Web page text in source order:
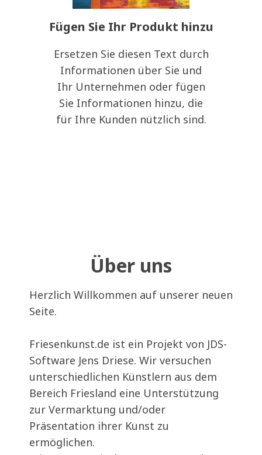
Fügen Sie Ihr Produkt hinzu
Ersetzen Sie diesen Text durch
Informationen über Sie und
Ihr Unternehmen oder fügen
Sie Informationen hinzu, die
für Ihre Kunden nützlich sind.
Über uns
Herzlich Willkommen auf unserer neuen
Seite.
Friesenkunst.de ist ein Projekt von JDS-
Software Jens Driese. Wir versuchen
unterschiedlichen Künstlern aus dem
Bereich Friesland eine Unterstützung
zur Vermarktung und/oder
Präsentation ihrer Kunst zu
ermöglichen.